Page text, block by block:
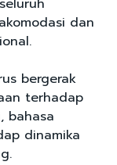
dan
bergerak
terhadap
bahasa
dinamika